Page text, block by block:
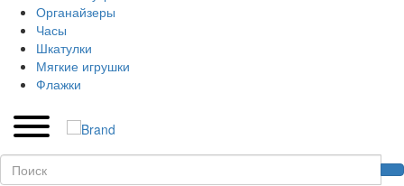
Органайзеры
Часы
Шкатулки
Мягкие игрушки
Флажки